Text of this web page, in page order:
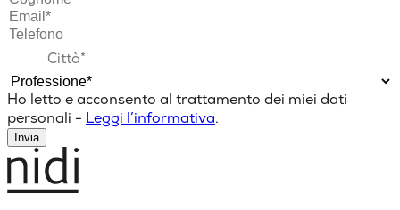
Ho letto e acconsento al trattamento dei miei dati
personali - Leggi l’informativa.
Invia